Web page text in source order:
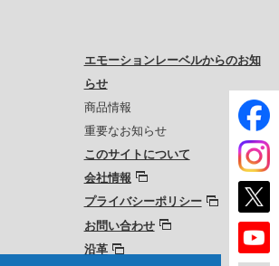
エモーションレーベルからのお知
らせ
商品情報
重要なお知らせ
このサイトについて
会社情報
プライバシーポリシー
お問い合わせ
沿革